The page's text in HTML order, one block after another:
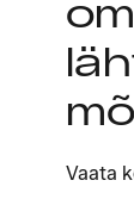
Vaata